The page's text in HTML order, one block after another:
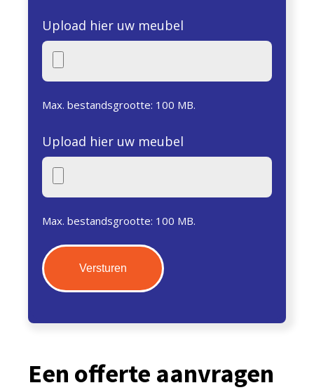
Upload hier uw meubel
Max. bestandsgrootte: 100 MB.
Upload hier uw meubel
Max. bestandsgrootte: 100 MB.
Een offerte aanvragen